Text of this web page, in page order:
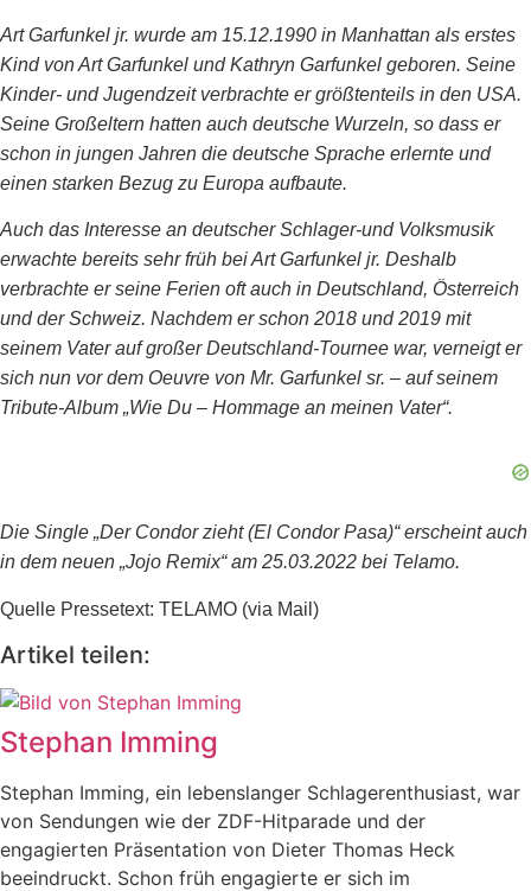
Art Garfunkel jr. wurde am 15.12.1990 in Manhattan als erstes
Kind von Art Garfunkel und Kathryn Garfunkel geboren. Seine
Kinder- und Jugendzeit verbrachte er größtenteils in den USA.
Seine Großeltern hatten auch deutsche Wurzeln, so dass er
schon in jungen Jahren die deutsche Sprache erlernte und
einen starken Bezug zu Europa aufbaute.
Auch das Interesse an deutscher Schlager-und Volksmusik
erwachte bereits sehr früh bei Art Garfunkel jr. Deshalb
verbrachte er seine Ferien oft auch in Deutschland, Österreich
und der Schweiz. Nachdem er schon 2018 und 2019 mit
seinem Vater auf großer Deutschland-Tournee war, verneigt er
sich nun vor dem Oeuvre von Mr. Garfunkel sr. – auf seinem
Tribute-Album „Wie Du – Hommage an meinen Vater“.
Die Single „Der Condor zieht (El Condor Pasa)“ erscheint auch
in dem neuen „Jojo Remix“ am 25.03.2022 bei Telamo.
Quelle Pressetext: TELAMO (via Mail)
Artikel teilen:
Stephan Imming
Stephan Imming, ein lebenslanger Schlagerenthusiast, war
von Sendungen wie der ZDF-Hitparade und der
engagierten Präsentation von Dieter Thomas Heck
beeindruckt. Schon früh engagierte er sich im